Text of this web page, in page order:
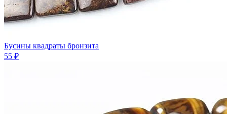
Бусины квадраты бронзита
55 ₽